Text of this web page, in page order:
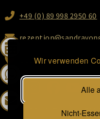
Wir verwenden
Alle
Nicht-
+49 (0) 89 998 2950 60
Ottostraße 2, 80333
DATENSCHUTZ